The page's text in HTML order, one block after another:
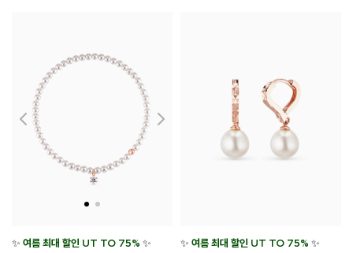
✨ 여름 최대 할인 UT TO 75% ✨
✨ 여름 최대 할인 UT TO 75% ✨